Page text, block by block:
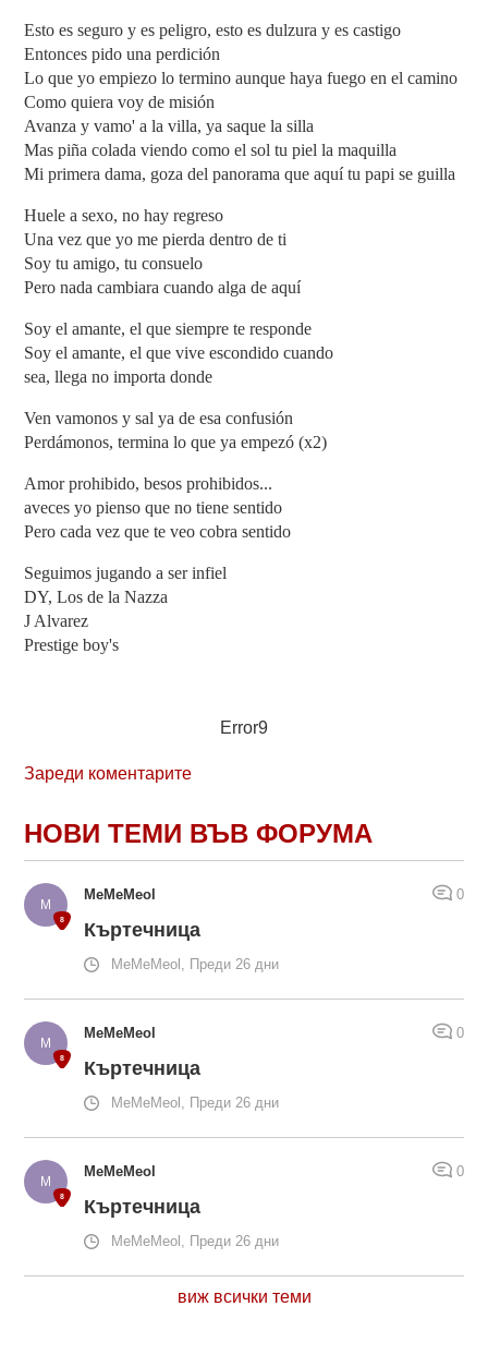
Esto es seguro y es peligro, esto es dulzura y es castigo
Entonces pido una perdición
Lo que yo empiezo lo termino aunque haya fuego en el camino
Como quiera voy de misión
Avanza y vamo' a la villa, ya saque la silla
Mas piña colada viendo como el sol tu piel la maquilla
Mi primera dama, goza del panorama que aquí tu papi se guilla
Huele a sexo, no hay regreso
Una vez que yo me pierda dentro de ti
Soy tu amigo, tu consuelo
Pero nada cambiara cuando alga de aquí
Soy el amante, el que siempre te responde
Soy el amante, el que vive escondido cuando
sea, llega no importa donde
Ven vamonos y sal ya de esa confusión
Perdámonos, termina lo que ya empezó (x2)
Amor prohibido, besos prohibidos...
aveces yo pienso que no tiene sentido
Pero cada vez que te veo cobra sentido
Seguimos jugando a ser infiel
DY, Los de la Nazza
J Alvarez
Prestige boy's
Error9
Зареди коментарите
НОВИ ТЕМИ ВЪВ ФОРУМА
MeMeMeol 0
Къртечница
MeMeMeol, Преди 26 дни
MeMeMeol 0
Къртечница
MeMeMeol, Преди 26 дни
MeMeMeol 0
Къртечница
MeMeMeol, Преди 26 дни
виж всички теми